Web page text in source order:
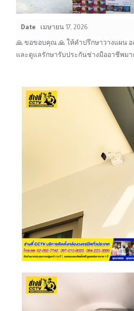
Date เมษายน 17, 2026
🙏 ขอขอบคุณ 🙏 ให้คำปรึกษาวางแผน
และดูแลรักษารับประกันช่างมืออาชีพมา